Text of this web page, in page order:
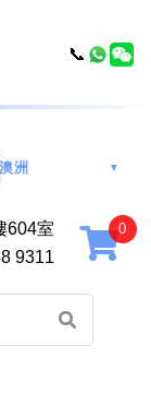
澳洲 ▼
604室
9311
📞